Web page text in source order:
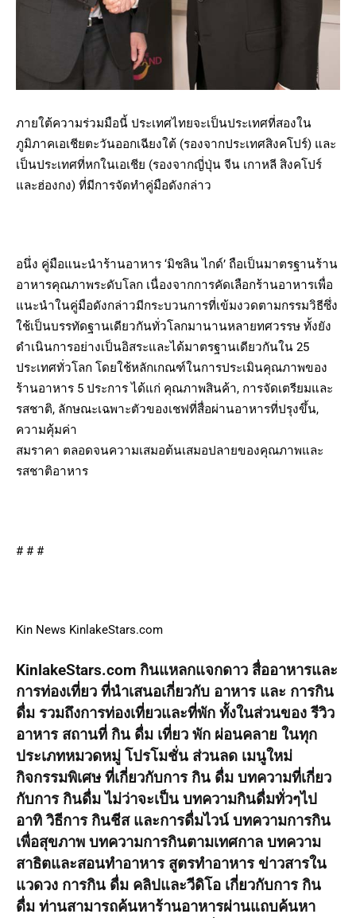
ภายใต้ความร่วมมือนี้ ประเทศไทยจะเป็นประเทศที่สองใน
ภูมิภาคเอเชียตะวันออกเฉียงใต้ (รองจากประเทศสิงคโปร์) และ
เป็นประเทศที่หกในเอเชีย (รองจากญี่ปุ่น จีน เกาหลี สิงคโปร์
และฮ่องกง) ที่มีการจัดทำคู่มือดังกล่าว
อนึ่ง คู่มือแนะนำร้านอาหาร ‘มิชลิน ไกด์’ ถือเป็นมาตรฐานร้าน
อาหารคุณภาพระดับโลก เนื่องจากการคัดเลือกร้านอาหารเพื่อ
แนะนำในคู่มือดังกล่าวมีกระบวนการที่เข้มงวดตามกรรมวิธีซึ่ง
ใช้เป็นบรรทัดฐานเดียวกันทั่วโลกมานานหลายทศวรรษ ทั้งยัง
ดำเนินการอย่างเป็นอิสระและได้มาตรฐานเดียวกันใน 25
ประเทศทั่วโลก โดยใช้หลักเกณฑ์ในการประเมินคุณภาพของ
ร้านอาหาร 5 ประการ ได้แก่ คุณภาพสินค้า, การจัดเตรียมและ
รสชาติ, ลักษณะเฉพาะตัวของเชฟที่สื่อผ่านอาหารที่ปรุงขึ้น,
ความคุ้มค่า
สมราคา ตลอดจนความเสมอต้นเสมอปลายของคุณภาพและ
รสชาติอาหาร
# # #
Kin News KinlakeStars.com
KinlakeStars.com กินแหลกแจกดาว สื่ออาหารและ
การท่องเที่ยว ที่นำเสนอเกี่ยวกับ อาหาร และ การกิน
ดื่ม รวมถึงการท่องเที่ยวและที่พัก ทั้งในส่วนของ รีวิว
อาหาร สถานที่ กิน ดื่ม เที่ยว พัก ผ่อนคลาย ในทุก
ประเภทหมวดหมู่ โปรโมชั่น ส่วนลด เมนูใหม่
กิจกรรมพิเศษ ที่เกี่ยวกับการ กิน ดื่ม บทความที่เกี่ยว
กับการ กินดื่ม ไม่ว่าจะเป็น บทความกินดื่มทั่วๆไป
อาทิ วิธีการ กินชีส และการดื่มไวน์ บทความการกิน
เพื่อสุขภาพ บทความการกินตามเทศกาล บทความ
สาธิตและสอนทำอาหาร สูตรทำอาหาร ข่าวสารใน
แวดวง การกิน ดื่ม คลิปและวีดิโอ เกี่ยวกับการ กิน
ดื่ม ท่านสามารถค้นหาร้านอาหารผ่านแถบค้นหา